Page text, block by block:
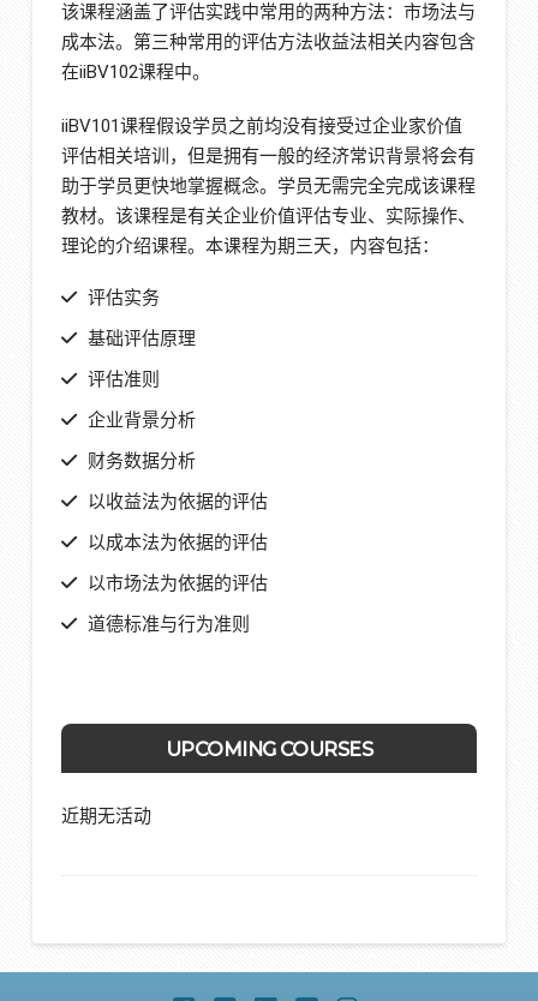
该课程涵盖了评估实践中常用的两种方法：市场法与
成本法。第三种常用的评估方法收益法相关内容包含
在iiBV102课程中。
iiBV101课程假设学员之前均没有接受过企业家价值
评估相关培训，但是拥有一般的经济常识背景将会有
助于学员更快地掌握概念。学员无需完全完成该课程
教材。该课程是有关企业价值评估专业、实际操作、
理论的介绍课程。本课程为期三天，内容包括：
评估实务
基础评估原理
评估准则
企业背景分析
财务数据分析
以收益法为依据的评估
以成本法为依据的评估
以市场法为依据的评估
道德标准与行为准则
UPCOMING COURSES
近期无活动